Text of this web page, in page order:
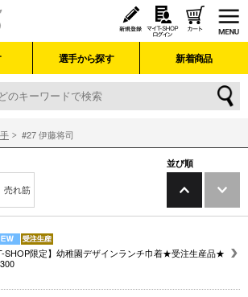
選手から探す 新着商品
#27 伊藤将司
売れ筋
並び順
SHOP限定】幼稚園デザインランチ巾着★受注生産品★